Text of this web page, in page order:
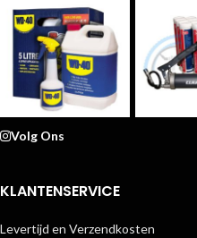
Volg Ons
KLANTENSERVICE
Levertijd en Verzendkosten